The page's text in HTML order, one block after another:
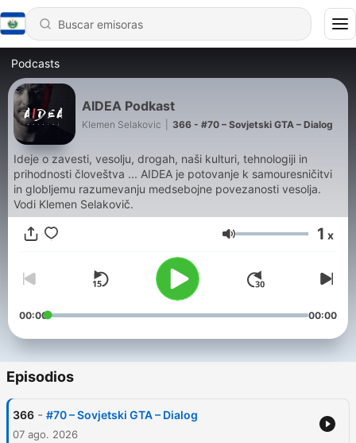
Podcasts
AIDEA Podkast
Klemen Selakovic 366 - #70 – Sovjetski GTA – Dialog
Ideje o zavesti, vesolju, drogah, naši kulturi, tehnologiji in
prihodnosti človeštva ... AIDEA je potovanje k samouresničitvi
in globljemu razumevanju medsebojne povezanosti vesolja.
Vodi Klemen Selakovič.
Volumen 1 x
00:00 00:00
Episodios
366 - #70 – Sovjetski GTA – Dialog
07 ago. 2026